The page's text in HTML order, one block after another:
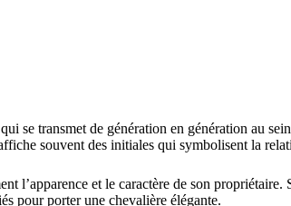
se transmet de génération en génération au
souvent des initiales qui symbolisent la
l’apparence et le caractère de son
pour porter une chevalière élégante.